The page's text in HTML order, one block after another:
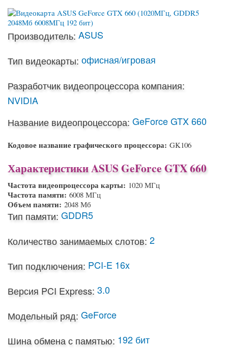
Производитель: ASUS
Тип видеокарты: офисная/игровая
Разработчик видеопроцессора компания:
NVIDIA
Название видеопроцессора: GeForce GTX 660
Кодовое название графического процессора: GK106
Характеристики ASUS GeForce GTX 660
Частота видеопроцессора карты: 1020 МГц
Частота памяти: 6008 МГц
Объем памяти: 2048 Мб
Тип памяти: GDDR5
Количество занимаемых слотов: 2
Тип подключения: PCI-E 16x
Версия PCI Express: 3.0
Модельный ряд: GeForce
Шина обмена с памятью: 192 бит